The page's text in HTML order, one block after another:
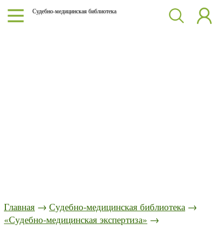
Судебно-медицинская библиотека
Главная → Судебно-медицинская библиотека →
«Судебно-медицинская экспертиза» →